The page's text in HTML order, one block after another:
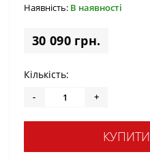
Наявність: В наявності
30 090 грн.
Кількість:
- +
КУПИТИ